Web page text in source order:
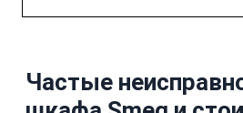
Частые